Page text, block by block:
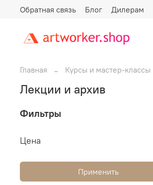
Обратная связь Блог Дилерам
Главная Курсы и мастер-классы
Лекции и архив
Фильтры
Цена
Применить